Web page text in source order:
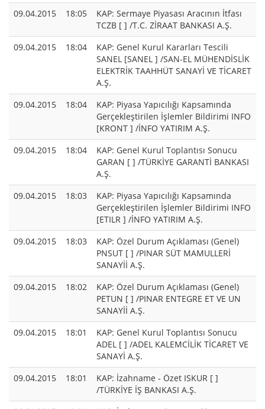
09.04.2015
18:05
KAP: Sermaye Piyasası Aracının İtfası
TCZB [ ] /T.C. ZİRAAT BANKASI A.Ş.
09.04.2015
18:04
KAP: Genel Kurul Kararları Tescili
SANEL [SANEL ] /SAN-EL MÜHENDİSLİK
ELEKTRİK TAAHHÜT SANAYİ VE TİCARET
A.Ş.
09.04.2015
18:04
KAP: Piyasa Yapıcılığı Kapsamında
Gerçekleştirilen İşlemler Bildirimi INFO
[KRONT ] /İNFO YATIRIM A.Ş.
09.04.2015
18:04
KAP: Genel Kurul Toplantısı Sonucu
GARAN [ ] /TÜRKİYE GARANTİ BANKASI
A.Ş.
09.04.2015
18:03
KAP: Piyasa Yapıcılığı Kapsamında
Gerçekleştirilen İşlemler Bildirimi INFO
[ETILR ] /İNFO YATIRIM A.Ş.
09.04.2015
18:03
KAP: Özel Durum Açıklaması (Genel)
PNSUT [ ] /PINAR SÜT MAMULLERİ
SANAYİİ A.Ş.
09.04.2015
18:02
KAP: Özel Durum Açıklaması (Genel)
PETUN [ ] /PINAR ENTEGRE ET VE UN
SANAYİİ A.Ş.
09.04.2015
18:01
KAP: Genel Kurul Toplantısı Sonucu
ADEL [ ] /ADEL KALEMCİLİK TİCARET VE
SANAYİ A.Ş.
09.04.2015
18:01
KAP: İzahname - Özet ISKUR [ ]
/TÜRKİYE İŞ BANKASI A.Ş.